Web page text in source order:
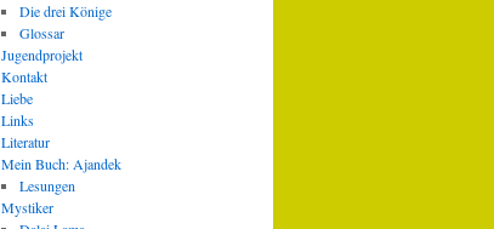
Die drei Könige
Glossar
Jugendprojekt
Kontakt
Liebe
Links
Literatur
Mein Buch: Ajandek
Lesungen
Mystiker